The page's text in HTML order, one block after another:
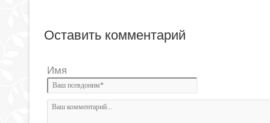
Оставить комментарий
Имя